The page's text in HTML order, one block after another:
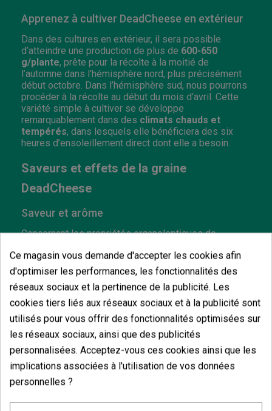
Apprenez à cultiver DeadCheese en extérieur
Dans des cultures en extérieur, il sera possible
d’atteindre une production de plus de 600-650
g/plante, prête pour la récolte à la moitié de
l’automne dans l’hémisphère nord, plus précisément
début octobre. Dans l’hémisphère sud, nous pourrons
procéder à la récolte au début du mois d’avril. Cette
variété simple à cultiver se développe
remarquablement dans des climats chauds et
tempérés, dans lesquels elle bénéficiera des six
heures d’ensoleillement direct dont elle a besoin.
Saveurs et effets de la graine
DeadCheese
Saveur et arôme
Concernant les propriétés organoleptiques de
varié fournit des saveurs et arômes très subtils avec
des touches terreuses et épicées, typique des
variétés Kush. Par la suite, vous ressentirez un
arrière-goût de chênequi n'est pas sans rappeler le
goût du whisky vieilli en fût.
Effets
Au sujet des effets ressentis après avoir consommé
cette variété avec influence indica, il convient de
mentionner ses effets sédatifspuissants et
relaxants au niveau physique. C’est pourquoi les
telles que ladystrophie musculaire, lasclérose en
Ce magasin vous demande d'accepter les cookies afin
d'optimiser les performances, les fonctionnalités des
réseaux sociaux et la pertinence de la publicité. Les
cookies tiers liés aux réseaux sociaux et à la publicité sont
utilisés pour vous offrir des fonctionnalités optimisées sur
les réseaux sociaux, ainsi que des publicités
personnalisées. Acceptez-vous ces cookies ainsi que les
implications associées à l'utilisation de vos données
personnelles ?